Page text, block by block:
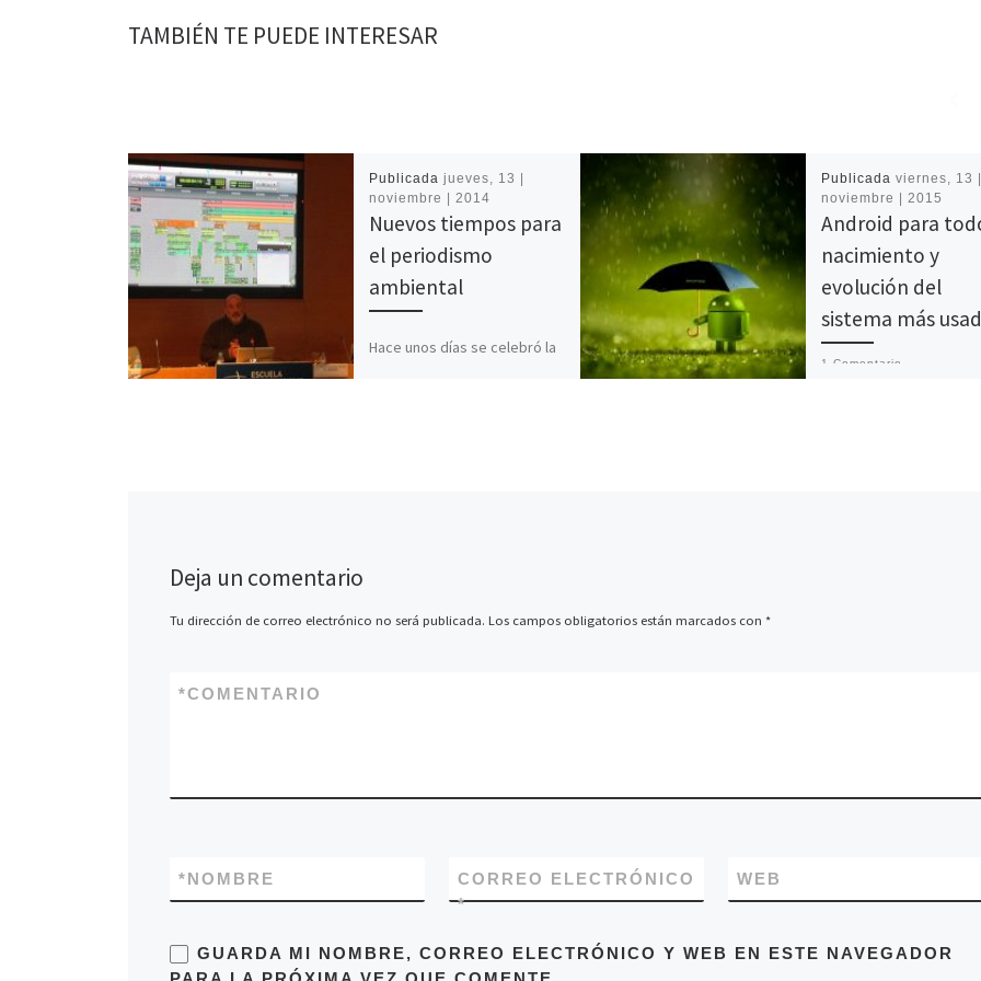
TAMBIÉN TE PUEDE INTERESAR
Publicadajueves, 13 |
noviembre | 2014
Nuevos tiempos para
el periodismo
ambiental
Hace unos días se celebró la
Publicada viernes, 13 |
noviembre | 2015
Android para
nacimiento y
evolución del
sistema más
1 Comentario
Deja un comentario
Tu dirección de correo electrónico no será publicada. Los campos obligatorios están marcados con *
COMENTARIO
*
NOMBRE
*
CORREO ELECTRÓNICO
*
WEB
GUARDA MI NOMBRE, CORREO ELECTRÓNICO Y WEB EN ESTE NAVEGADOR